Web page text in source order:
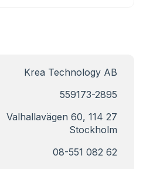
Krea Technology AB
559173-2895
Valhallavägen 60, 114 27
Stockholm
08-551 082 62